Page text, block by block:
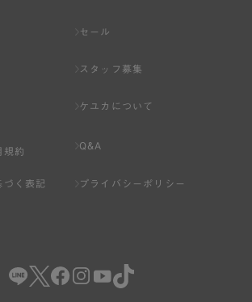
合は、弊社は、その登録を取り消すこと
に該当する場合は、その登録を拒否し、
することなく一旦なされた登録を取り消
セール
スタッフ募集
ケユカについて
規約
Q&A
づく表記 プライバシーポリシー